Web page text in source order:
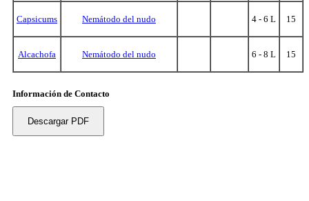
Capsicums Nemátodo del nudo 4 - 6 L 15
Alcachofa Nemátodo del nudo 6 - 8 L 15
Información de Contacto
Descargar PDF